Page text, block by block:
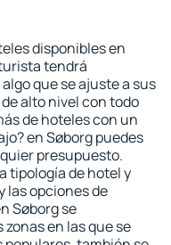
disponibles en
tendrá
que se ajuste a sus
alto nivel con todo
de hoteles con un
en Søborg puedes
presupuesto.
tipología de hotel y
las opciones de
Søborg se
en las que se